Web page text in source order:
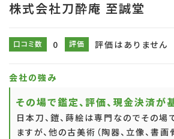
株式会社刀酔庵 至誠堂
口コミ数 0 評価 評価はありません
会社の強み
その場で鑑定、評価、現金決済が
日本刀、鎧、蒔絵は専門なのでその場
ますが、他の古美術（陶器、立像、書画